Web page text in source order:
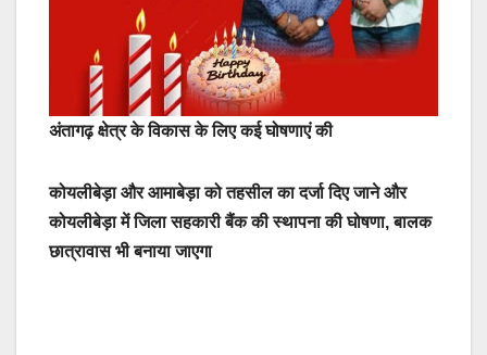
अंतागढ़ क्षेत्र के विकास के लिए कई घोषणाएं की
कोयलीबेड़ा और आमाबेड़ा को तहसील का दर्जा दिए जाने और
कोयलीबेड़ा में जिला सहकारी बैंक की स्थापना की घोषणा, बालक
छात्रावास भी बनाया जाएगा